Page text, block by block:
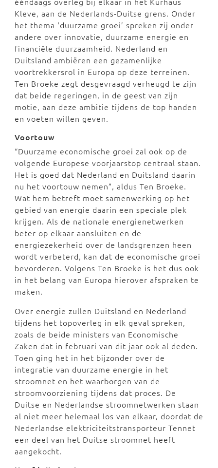
Kleve, aan de Nederlands-Duitse grens. Onder
het thema ‘duurzame groei’ spreken zij onder
andere over innovatie, duurzame energie en
financiële duurzaamheid. Nederland en
Duitsland ambiëren een gezamenlijke
voortrekkersrol in Europa op deze terreinen.
Ten Broeke zegt desgevraagd verheugd te zijn
dat beide regeringen, in de geest van zijn
motie, aan deze ambitie tijdens de top handen
en voeten willen geven.
Voortouw
“Duurzame economische groei zal ook op de
volgende Europese voorjaarstop centraal staan.
Het is goed dat Nederland en Duitsland daarin
nu het voortouw nemen”, aldus Ten Broeke.
Wat hem betreft moet samenwerking op het
gebied van energie daarin een speciale plek
krijgen. Als de nationale energienetwerken
beter op elkaar aansluiten en de
energiezekerheid over de landsgrenzen heen
wordt verbeterd, kan dat de economische groei
bevorderen. Volgens Ten Broeke is het dus ook
in het belang van Europa hierover afspraken te
maken.
Over energie zullen Duitsland en Nederland
tijdens het topoverleg in elk geval spreken,
zoals de beide ministers van Economische
Zaken dat in februari van dit jaar ook al deden.
Toen ging het in het bijzonder over de
integratie van duurzame energie in het
stroomnet en het waarborgen van de
stroomvoorziening tijdens dat proces. De
Duitse en Nederlandse stroomnetwerken staan
al niet meer helemaal los van elkaar, doordat de
Nederlandse elektriciteitstransporteur Tennet
een deel van het Duitse stroomnet heeft
aangekocht.